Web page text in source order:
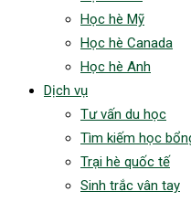
Học hè Mỹ
Học hè Canada
Học hè Anh
Dịch vụ
Tư vấn du học
Tìm kiếm học
Trại hè quốc tế
Sinh trắc vân tay